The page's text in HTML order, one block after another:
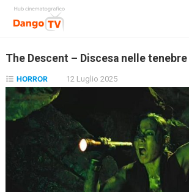
The Descent – Discesa nelle tenebre
HORROR 12 Luglio 2025